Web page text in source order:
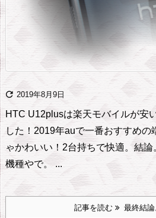
 2019年8月9日
HTC U12plusは楽天モバイルが安
した！ 2019年auで一番おすすめの
ゃかわいい！2台持ちで快適。 結論
機種やで。 ...
記事を読む 最終結論